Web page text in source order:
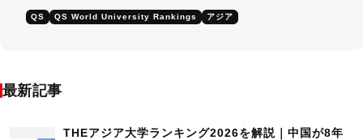
QS QS World University Rankings アジア
最新記事
THEアジア大学ランキング2026を解説｜中国が8年